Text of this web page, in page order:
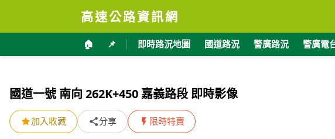
高速公路資訊網
🏠 📌 即時路況地圖 國道路況 警廣路況 警廣電
國道一號 南向 262K+450 嘉義路段 即時影像
加入收藏 分享 限時特賣